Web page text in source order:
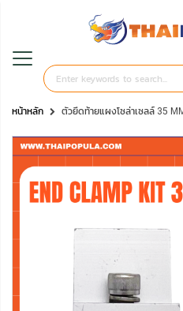
หน้าหลัก ตัวยึดท้ายแผงโซล่าเซลล์ 35